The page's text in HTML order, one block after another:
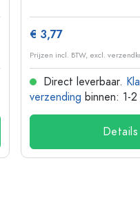
€ 3,77
Prijzen incl. BTW, excl.
Direct leverbaar.
verzending binnen: 1-
Details